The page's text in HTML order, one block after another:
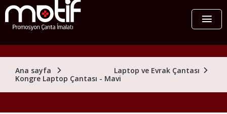
Çantalar
Ana sayfa
Laptop ve Evrak Çantası
Kongre Laptop Çantası - Mavi